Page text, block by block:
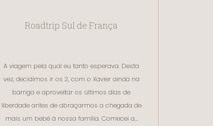
Roadtrip Sul de França
A viagem pela qual eu tanto esperava. Desta
vez, decidimos ir os 2, com o Xavier ainda na
barriga e aproveitar os últimos dias de
liberdade antes de abraçarmos a chegada de
mais um bebé à nossa família. Comecei a…